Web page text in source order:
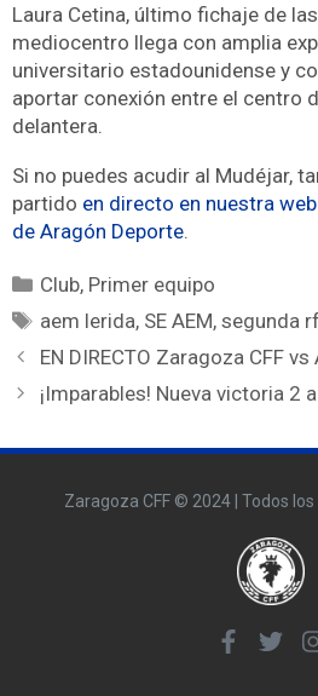
Laura Cetina, último fichaje de
mediocentro llega con amplia
universitario estadounidense y
aportar conexión entre el centro
delantera.
Si no puedes acudir al Mudéjar,
partido en directo en nuestra
de Aragón Deporte.
Club, Primer equipo
aem lerida, SE AEM,segunda
EN DIRECTO Zaragoza CFF vs
¡Imparables! Nueva victoria 2
Zaragoza CFF © 2024 | Todos